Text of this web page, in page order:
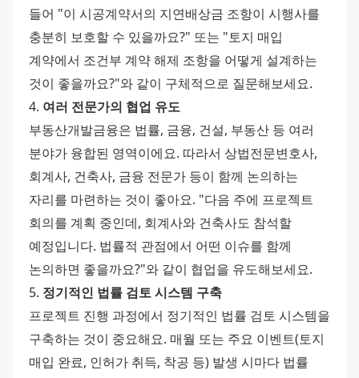
들어 "이 시공계약서의 지연배상금 조항이 시행사를
충분히 보호할 수 있을까요?" 또는 "토지 매입
계약에서 조건부 계약 해제 조항을 어떻게 설계하는
것이 좋을까요?"와 같이 구체적으로 질문해보세요.
4. 여러 전문가의 협업 유도
부동산개발금융은 법률, 금융, 건설, 부동산 등 여러
분야가 융합된 영역이에요. 따라서 상법전문변호사,
회계사, 건축사, 금융 전문가 등이 함께 논의하는
자리를 마련하는 것이 좋아요. "다음 주에 프로젝트
회의를 계획 중인데, 회계사와 건축사도 참석할
예정입니다. 법률적 관점에서 어떤 이슈를 함께
논의하면 좋을까요?"와 같이 협업을 유도해보세요.
5. 정기적인 법률 검토 시스템 구축
프로젝트 진행 과정에서 정기적인 법률 검토 시스템을
구축하는 것이 중요해요. 매월 또는 주요 이벤트(토지
매입 완료, 인허가 취득, 착공 등) 발생 시마다 법률